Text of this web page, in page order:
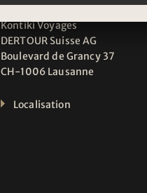
Kontiki Voyages
DERTOUR Suisse AG
Boulevard de Grancy 37
CH-1006 Lausanne
Localisation